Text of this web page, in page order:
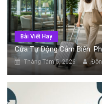
Bài Viết Hay
Cửa Tự Động Cảm Biến:
Tháng Tám 5, 2026